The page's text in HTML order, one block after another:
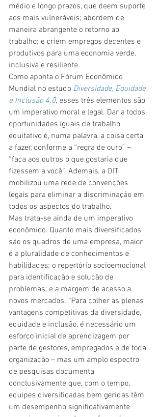
médio e longo prazos, que deem suporte
aos mais vulneráveis; abordem de
maneira abrangente o retorno ao
trabalho; e criem empregos decentes e
produtivos para uma economia verde,
inclusiva e resiliente.
Como aponta o Fórum Econômico
Mundial no estudo Diversidade, Equidade
e Inclusão 4.0, esses três elementos são
um imperativo moral e legal. Dar a todos
oportunidades iguais de trabalho
equitativo é, numa palavra, a coisa certa
a fazer, conforme a “regra de ouro” –
“faça aos outros o que gostaria que
fizessem a você”. Ademais, a OIT
mobilizou uma rede de convenções
legais para eliminar a discriminação em
todos os aspectos do trabalho.
Mas trata-se ainda de um imperativo
econômico. Quanto mais diversificados
são os quadros de uma empresa, maior
é a pluralidade de conhecimentos e
habilidades; o repertório socioemocional
para identificação e solução de
problemas; e a margem de acesso a
novos mercados. “Para colher as plenas
vantagens competitivas da diversidade,
equidade e inclusão, é necessário um
esforço inicial de aprendizagem por
parte de gestores, empregados e de toda
organização – mas um amplo espectro
de pesquisas documenta
conclusivamente que, com o tempo,
equipes diversificadas bem geridas têm
um desempenho significativamente